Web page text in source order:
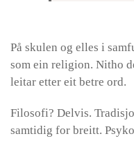
På skulen og elles i
som ein religion. Nitho
leitar etter eit betre ord.
Filosofi? Delvis.
samtidig for breitt.